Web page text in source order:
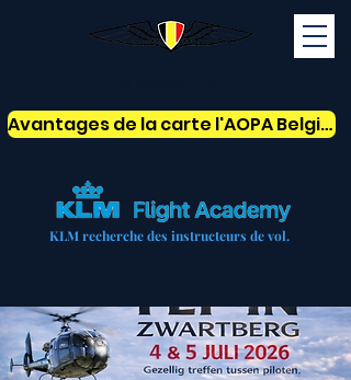
KLM recherche des instructeurs de vol.
Avantages de la carte l'AOPA Belgium